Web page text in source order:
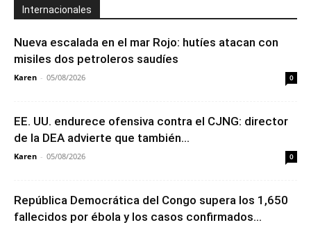
Internacionales
Nueva escalada en el mar Rojo: hutíes atacan con
misiles dos petroleros saudíes
Karen - 05/08/2026 0
EE. UU. endurece ofensiva contra el CJNG: director
de la DEA advierte que también...
Karen - 05/08/2026 0
República Democrática del Congo supera los 1,650
fallecidos por ébola y los casos confirmados...